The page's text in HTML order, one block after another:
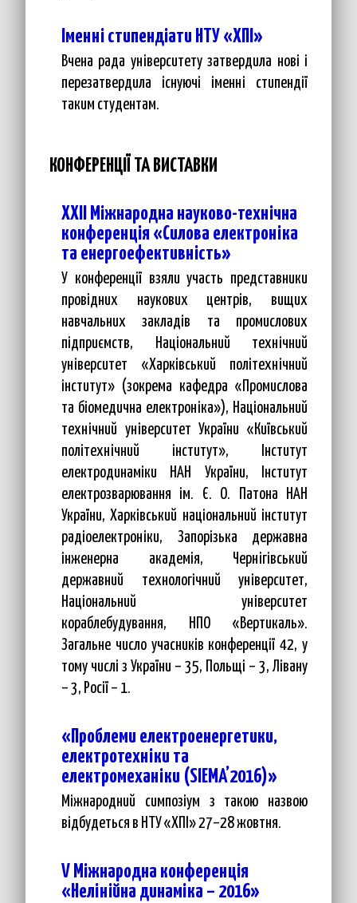
Іменні стипендіати НТУ «ХПІ»
Вчена рада університету затвердила нові і
перезатвердила існуючі іменні стипендії
таким студентам.
КОНФЕРЕНЦІЇ ТА ВИСТАВКИ
XXII Міжнародна науково-технічна
конференція «Силова електроніка
та енергоефективність»
У конференції взяли участь представники
провідних наукових центрів, вищих
навчальних закладів та промислових
підприємств, Національний технічний
університет «Харківський політехнічний
інститут» (зокрема кафедра «Промислова
та біомедична електроніка»), Національний
технічний університет України «Київський
політехнічний інститут», Інститут
електродинаміки НАН України, Інститут
електрозварювання ім. Є. О. Патона НАН
України, Харківський національний інститут
радіоелектроніки, Запорізька державна
інженерна академія, Чернігівський
державний технологічний університет,
Національний університет
кораблебудування, НПО «Вертикаль».
Загальне число учасників конференції 42, у
тому числі з України – 35, Польщі – 3, Лівану
– 3, Росії – 1.
«Проблеми електроенергетики,
електротехніки та
електромеханіки (SIEMA’2016)»
Міжнародний симпозіум з такою назвою
відбудеться в НТУ «ХПІ» 27–28 жовтня.
V Міжнародна конференція
«Нелінійна динаміка – 2016»